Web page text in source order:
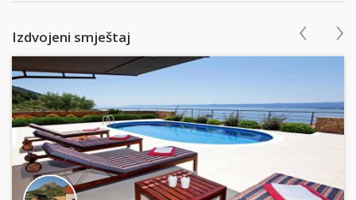
Izdvojeni smještaj ‹ ›